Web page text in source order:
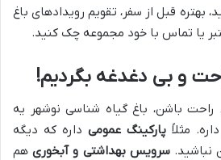
بهتره قبل از سفر، تقویم رویدادهای باغ
یا تماس با خود مجموعه چک کنید.
و بی دغدغه بگردیم!
راحت باشن، باغ گیاه شناسی نوشهر یه
مثلاً پارکینگ عمومی داره که دیگه
نباشید.سرویس بهداشتی و آبخوریهم